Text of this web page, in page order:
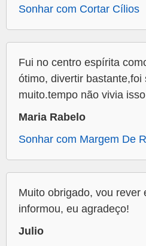
Sonhar com Cortar Cílios
Fui no centro espírita
ótimo, divertir bastante,foi
muito.tempo não vivia
Maria Rabelo
Sonhar com Margem De
Muito obrigado, vou rever
informou, eu agradeço!
Julio